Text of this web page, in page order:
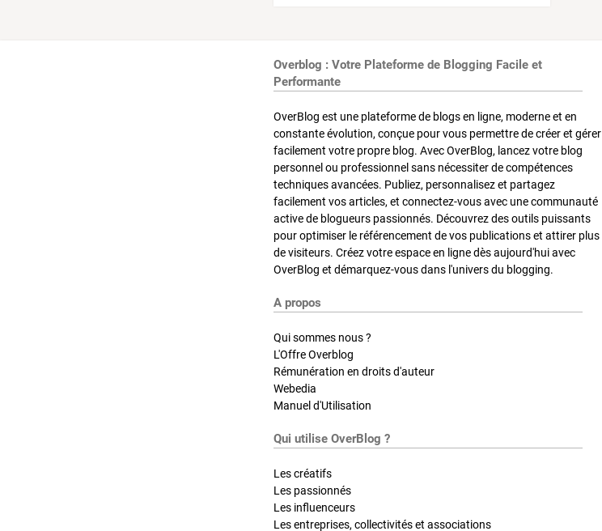
Overblog : Votre Plateforme de Blogging Facile et
Performante
OverBlog est une plateforme de blogs en ligne, moderne et en
constante évolution, conçue pour vous permettre de créer et gérer
facilement votre propre blog. Avec OverBlog, lancez votre blog
personnel ou professionnel sans nécessiter de compétences
techniques avancées. Publiez, personnalisez et partagez
facilement vos articles, et connectez-vous avec une communauté
active de blogueurs passionnés. Découvrez des outils puissants
pour optimiser le référencement de vos publications et attirer plus
de visiteurs. Créez votre espace en ligne dès aujourd'hui avec
OverBlog et démarquez-vous dans l'univers du blogging.
A propos
Qui sommes nous ?
L'Offre Overblog
Rémunération en droits d'auteur
Webedia
Manuel d'Utilisation
Qui utilise OverBlog ?
Les créatifs
Les passionnés
Les influenceurs
Les entreprises, collectivités et associations